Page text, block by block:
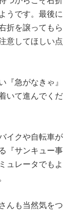
うです。最後に
折を譲ってもら
意してほしい点
『急がなきゃ』
いて進んでくだ
イクや自転車が
『サンキュー事
ュレータでもよ
んも当然気をつ